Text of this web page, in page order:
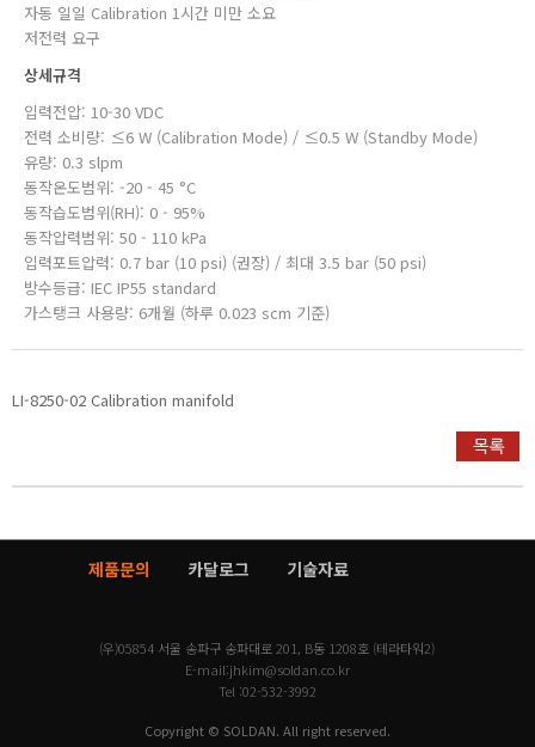
자동 일일 Calibration 1시간 미만 소요
저전력 요구
상세규격
입력전압: 10-30 VDC
전력 소비량: ≤6 W (Calibration Mode) / ≤0.5 W (Standby Mode)
유량: 0.3 slpm
동작온도범위: -20 - 45 °C
동작습도범위(RH): 0 - 95%
동작압력범위: 50 - 110 kPa
입력포트압력: 0.7 bar (10 psi) (권장) / 최대 3.5 bar (50 psi)
방수등급: IEC IP55 standard
가스탱크 사용량: 6개월 (하루 0.023 scm 기준)
LI-8250-02 Calibration manifold
제품문의 카달로그 기술자료
(우)05854 서울 송파구 송파대로 201, B동 1208호 (테라타워2)
E-mail:jhkim@soldan.co.kr
Tel :02-532-3992
Copyright © SOLDAN. All right reserved.